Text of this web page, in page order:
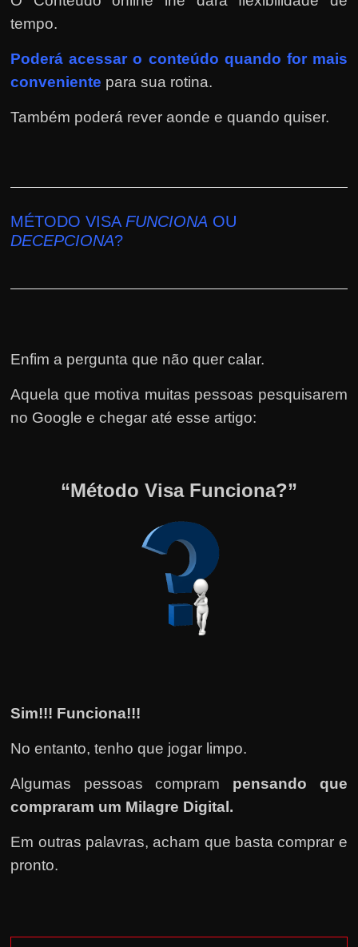
tempo.
Poderá acessar o conteúdo quando for mais
conveniente para sua rotina.
Também poderá rever aonde e quando quiser.
MÉTODO VISAFUNCIONA OU
DECEPCIONA?
Enfim a pergunta que não quer calar.
Aquela que motiva muitas pessoas pesquisarem
no Google e chegar até esse artigo:
“Método Visa Funciona?”
Sim!!! Funciona!!!
No entanto, tenho que jogar limpo.
Algumas pessoas compram pensando que
compraram um Milagre Digital.
Em outras palavras, acham que basta comprar e
pronto.